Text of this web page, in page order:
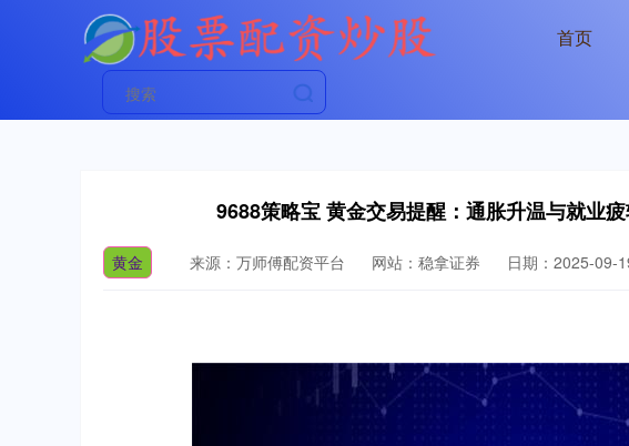
首页
9688策略宝 黄金交易提醒：通胀升温与就业
黄金 来源：万师傅配资平台 网站：稳拿证券 日期：2025-09-